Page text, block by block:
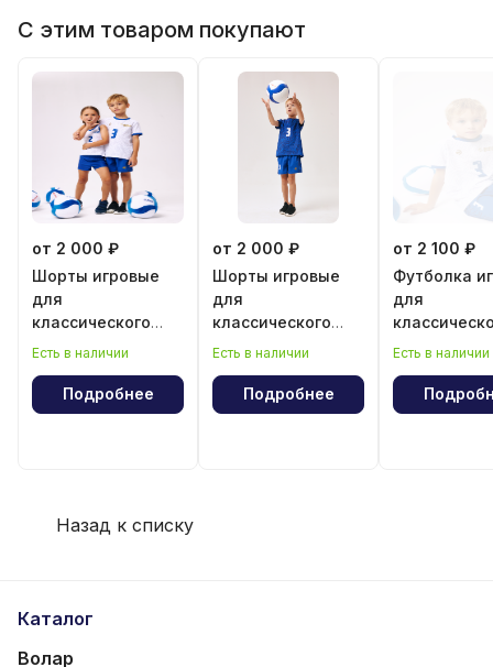
С этим товаром покупают
от 2 000 ₽
Шорты игровые
для
классического
волейбола для
Есть в наличии
Подробнее
от 2 000 ₽
Шорты игровые
для
классического
волейбола для
Есть в наличии
Подробнее
от 2 100 ₽
Футболка
для
волейбола
Есть в наличии
Назад к списку
Каталог
Волар